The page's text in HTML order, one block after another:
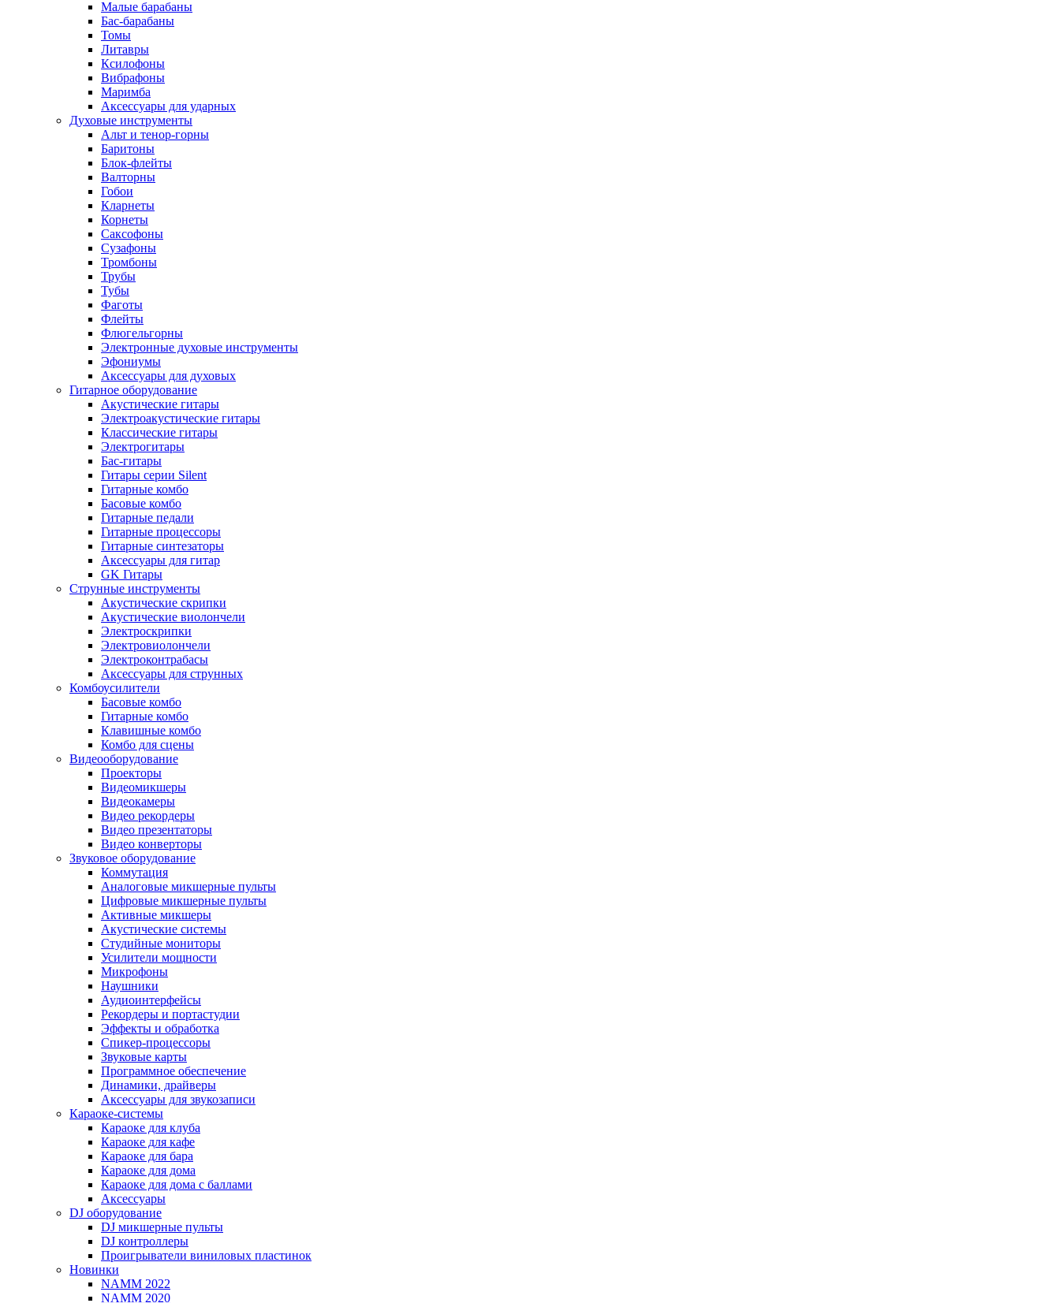
Малые барабаны
Бас-барабаны
Томы
Литавры
Ксилофоны
Вибрафоны
Маримба
Аксессуары для ударных
Духовые инструменты
Альт и тенор-горны
Баритоны
Блок-флейты
Валторны
Гобои
Кларнеты
Корнеты
Саксофоны
Сузафоны
Тромбоны
Трубы
Тубы
Фаготы
Флейты
Флюгельгорны
Электронные духовые инструменты
Эфониумы
Аксессуары для духовых
Гитарное оборудование
Акустические гитары
Электроакустические гитары
Классические гитары
Электрогитары
Бас-гитары
Гитары серии Silent
Гитарные комбо
Басовые комбо
Гитарные педали
Гитарные процессоры
Гитарные синтезаторы
Аксессуары для гитар
GK Гитары
Струнные инструменты
Акустические скрипки
Акустические виолончели
Электроскрипки
Электровиолончели
Электроконтрабасы
Аксессуары для струнных
Комбоусилители
Басовые комбо
Гитарные комбо
Клавишные комбо
Комбо для сцены
Видеооборудование
Проекторы
Видеомикшеры
Видеокамеры
Видео рекордеры
Видео презентаторы
Видео конверторы
Звуковое оборудование
Коммутация
Аналоговые микшерные пульты
Цифровые микшерные пульты
Активные микшеры
Акустические системы
Студийные мониторы
Усилители мощности
Микрофоны
Наушники
Аудиоинтерфейсы
Рекордеры и портастудии
Эффекты и обработка
Спикер-процессоры
Звуковые карты
Программное обеспечение
Динамики, драйверы
Аксессуары для звукозаписи
Караоке-системы
Караоке для клуба
Караоке для кафе
Караоке для бара
Караоке для дома
Караоке для дома с баллами
Аксессуары
DJ оборудование
DJ микшерные пульты
DJ контроллеры
Проигрыватели виниловых пластинок
Новинки
NAMM 2022
NAMM 2020